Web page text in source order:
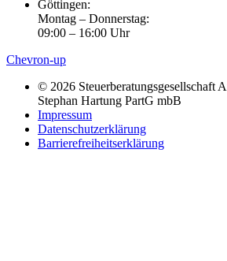
Göttingen:
Montag – Donnerstag:
09:00 – 16:00 Uhr
Chevron-up
© 2026 Steuerberatungsgesellschaft
Stephan Hartung PartG mbB
Impressum
Datenschutzerklärung
Barrierefreiheitserklärung